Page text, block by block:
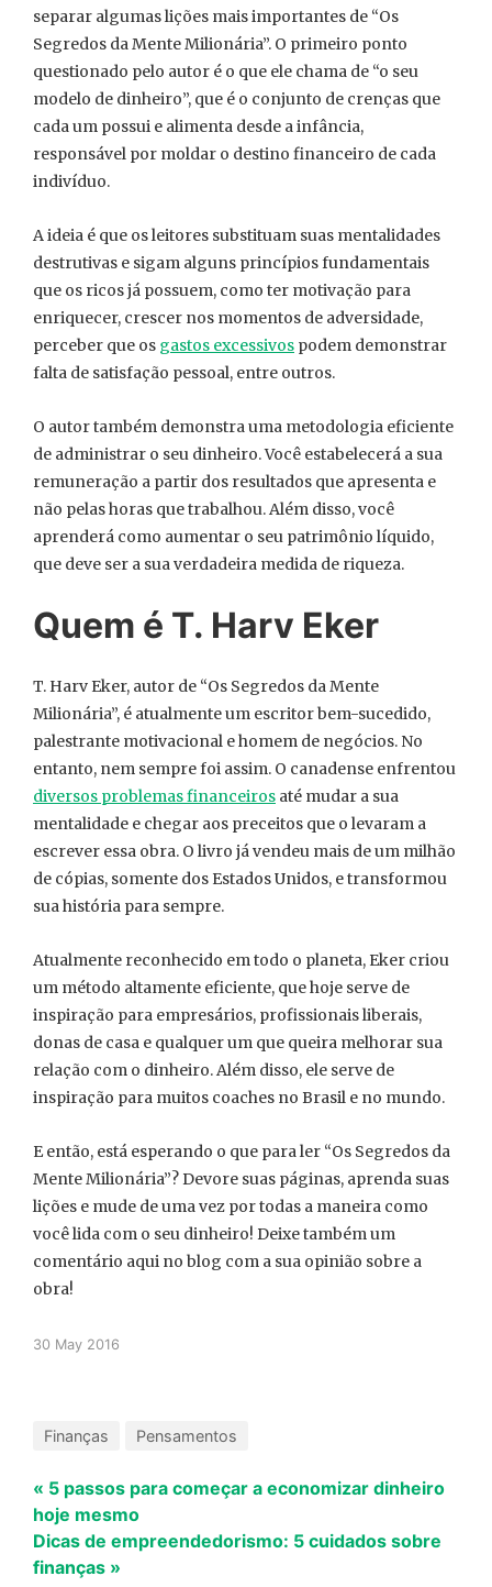
separar algumas lições mais importantes de “Os
Segredos da Mente Milionária”. O primeiro ponto
questionado pelo autor é o que ele chama de “o seu
modelo de dinheiro”, que é o conjunto de crenças que
cada um possui e alimenta desde a infância,
responsável por moldar o destino financeiro de cada
indivíduo.
A ideia é que os leitores substituam suas mentalidades
destrutivas e sigam alguns princípios fundamentais
que os ricos já possuem, como ter motivação para
enriquecer, crescer nos momentos de adversidade,
perceber que os gastos excessivos podem demonstrar
falta de satisfação pessoal, entre outros.
O autor também demonstra uma metodologia eficiente
de administrar o seu dinheiro. Você estabelecerá a sua
remuneração a partir dos resultados que apresenta e
não pelas horas que trabalhou. Além disso, você
aprenderá como aumentar o seu patrimônio líquido,
que deve ser a sua verdadeira medida de riqueza.
Quem é T. Harv Eker
T. Harv Eker, autor de “Os Segredos da Mente
Milionária”, é atualmente um escritor bem-sucedido,
palestrante motivacional e homem de negócios. No
entanto, nem sempre foi assim. O canadense enfrentou
diversos problemas financeiros até mudar a sua
mentalidade e chegar aos preceitos que o levaram a
escrever essa obra. O livro já vendeu mais de um milhão
de cópias, somente dos Estados Unidos, e transformou
sua história para sempre.
Atualmente reconhecido em todo o planeta, Eker criou
um método altamente eficiente, que hoje serve de
inspiração para empresários, profissionais liberais,
donas de casa e qualquer um que queira melhorar sua
relação com o dinheiro. Além disso, ele serve de
inspiração para muitos coaches no Brasil e no mundo.
E então, está esperando o que para ler “Os Segredos da
Mente Milionária”? Devore suas páginas, aprenda suas
lições e mude de uma vez por todas a maneira como
você lida com o seu dinheiro! Deixe também um
comentário aqui no blog com a sua opinião sobre a
obra!
30 May 2016
Finanças Pensamentos
« 5 passos para começar a economizar dinheiro
hoje mesmo
Dicas de empreendedorismo: 5 cuidados sobre
finanças »